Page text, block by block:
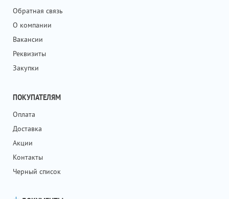
Обратная связь
О компании
Вакансии
Реквизиты
Закупки
ПОКУПАТЕЛЯМ
Оплата
Доставка
Акции
Контакты
Черный список